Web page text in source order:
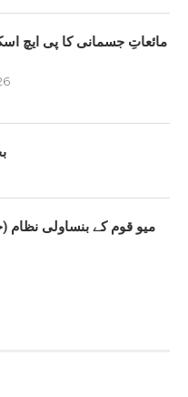
مائعاتِ جسمانی کا پی ایچ
میو قوم کے بنساولی نظام